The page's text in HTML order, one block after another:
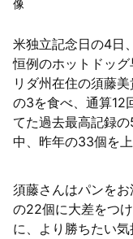
米独立記念日の4日
恒例のホットドッ
リダ州在住の須藤
の3を食べ、通算12
てた過去最高記録
中、昨年の33個を上
須藤さんはパンを
の22個に大差をつ
に、より勝ちたい